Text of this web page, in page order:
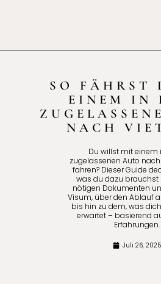
SO FÄHRST
EINEM IN
NACH
Du willst mit einem
zugelassenen Auto
fahren? Dieser Guide
was du dazu brauchst
nötigen Dokumenten
Visum, über den Ablauf
bis hin zu dem, was
erwartet – basierend
Erfahrungen.
Juli 26, 2025